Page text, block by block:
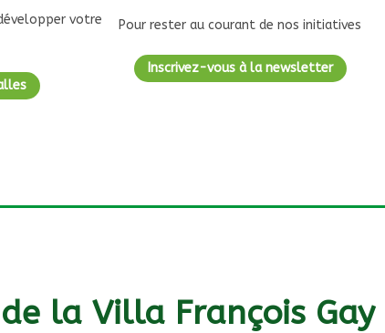
votre
Pour rester au courant de nos initiatives
Inscrivez-vous à la newsletter
la Villa François Gay